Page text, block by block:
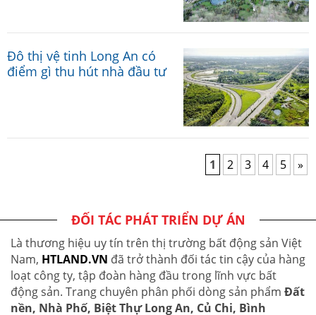
Đô thị vệ tinh Long An có
điểm gì thu hút nhà đầu tư
1 2 3 4 5 »
ĐỐI TÁC PHÁT TRIỂN DỰ ÁN
Là thương hiệu uy tín trên thị trường bất động sản Việt
Nam, HTLAND.VN đã trở thành đối tác tin cậy của hàng
loạt công ty, tập đoàn hàng đầu trong lĩnh vực bất
động sản. Trang chuyên phân phối dòng sản phẩm Đất
nền, Nhà Phố, Biệt Thự Long An, Củ Chi, Bình